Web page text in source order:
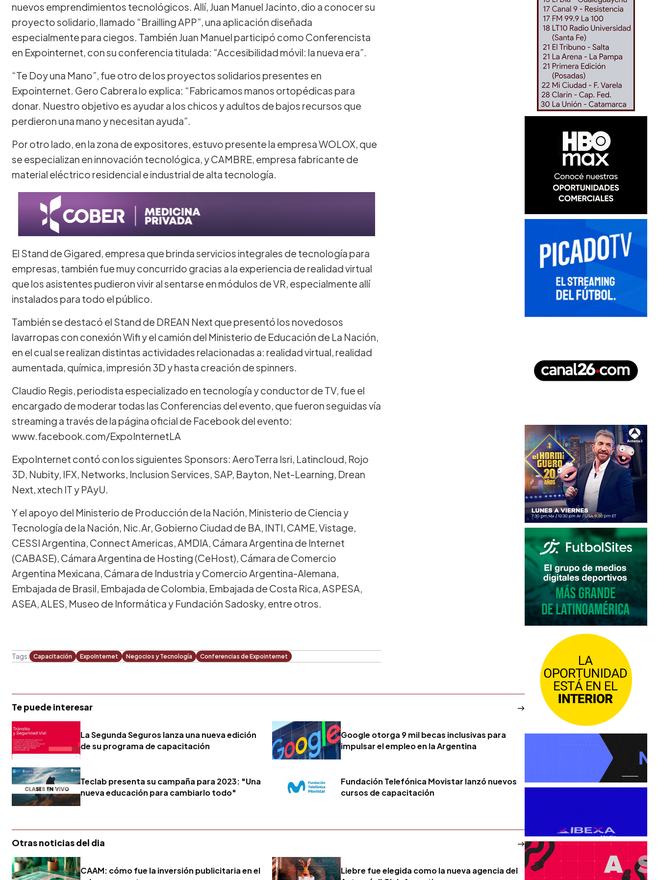
nuevos emprendimientos tecnológicos. Allí, Juan Manuel Jacinto, dio a conocer su
proyecto solidario, llamado “Brailling APP”, una aplicación diseñada
especialmente para ciegos. También Juan Manuel participó como Conferencista
en Expointernet, con su conferencia titulada: “Accesibilidad móvil: la nueva era”.
“Te Doy una Mano”, fue otro de los proyectos solidarios presentes en
Expointernet. Gero Cabrera lo explica: “Fabricamos manos ortopédicas para
donar. Nuestro objetivo es ayudar a los chicos y adultos de bajos recursos que
perdieron una mano y necesitan ayuda”.
Por otro lado, en la zona de expositores, estuvo presente la empresa WOLOX, que
se especializan en innovación tecnológica, y CAMBRE, empresa fabricante de
material eléctrico residencial e industrial de alta tecnología.
El Stand de Gigared, empresa que brinda servicios integrales de tecnología para
empresas, también fue muy concurrido gracias a la experiencia de realidad virtual
que los asistentes pudieron vivir al sentarse en módulos de VR, especialmente allí
instalados para todo el público.
También se destacó el Stand de DREAN Next que presentó los novedosos
lavarropas con conexión Wifi y el camión del Ministerio de Educación de La Nación,
en el cual se realizan distintas actividades relacionadas a: realidad virtual, realidad
aumentada, química, impresión 3D y hasta creación de spinners.
Claudio Regis, periodista especializado en tecnología y conductor de TV, fue el
encargado de moderar todas las Conferencias del evento, que fueron seguidas vía
streaming a través de la página oficial de Facebook del evento:
www.facebook.com/ExpoInternetLA
ExpoInternet contó con los siguientes Sponsors: AeroTerra Isri, Latincloud, Rojo
3D, Nubity, IFX, Networks, Inclusion Services, SAP, Bayton, Net-Learning, Drean
Next, xtech IT y PAyU.
Y el apoyo del Ministerio de Producción de la Nación, Ministerio de Ciencia y
Tecnología de la Nación, Nic.Ar, Gobierno Ciudad de BA, INTI, CAME, Vistage,
CESSI Argentina, Connect Americas, AMDIA, Cámara Argentina de Internet
(CABASE), Cámara Argentina de Hosting (CeHost), Cámara de Comercio
Argentina Mexicana, Cámara de Industria y Comercio Argentina-Alemana,
Embajada de Brasil, Embajada de Colombia, Embajada de Costa Rica, ASPESA,
ASEA, ALES, Museo de Informática y Fundación Sadosky, entre otros.
Tags: Capacitación ExpoInternet Negocios y Tecnología Conferencias de Expointernet
Te puede interesar
La Segunda Seguros lanza una nueva edición
de su programa de capacitación
Google otorga 9 mil becas inclusivas para
impulsar el empleo en la Argentina
Teclab presenta su campaña para 2023: "Una
nueva educación para cambiarlo todo"
Fundación Telefónica Movistar lanzó nuevos
cursos de capacitación
Otras noticias del dia
CAAM: cómo fue la inversión publicitaria en el
Liebre fue elegida como la nueva agencia del